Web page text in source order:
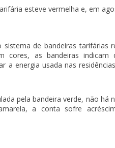
esteve vermelha e, em
sistema de bandeiras tarifárias
cores, as bandeiras
a energia usada nas
pela bandeira verde, não há
a conta sofre